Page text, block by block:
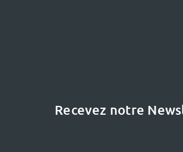
Recevez notre